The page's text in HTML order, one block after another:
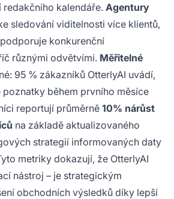
kalendáře. Agentury
sledování viditelnosti více klientů,
konkurenční
různými odvětvími. Měřitelné
95 % zákazníků OtterlyAI uvádí,
během prvního měsíce
reportují průměrně 10% nárůst
na základě aktualizovaného
strategií informovaných daty
metriky dokazují, že OtterlyAI
nástroj – je strategickým
obchodních výsledků díky lepší